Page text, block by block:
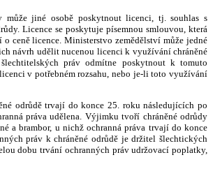
může jiné osobě poskytnout licenci, tj. souhlas s
Licence se poskytuje písemnou smlouvou, která
o ceně licence. Ministerstvo zemědělství může jedné
návrh udělit nucenou licenci k využívání chráněné
práv odmítne poskytnout k tomuto
v potřebném rozsahu, nebo je-li toto využívání
odrůdě trvají do konce 25. roku následujících po
práva udělena. Výjimku tvoří chráněné odrůdy
a brambor, u nichž ochranná práva trvají do konce
práv k chráněné odrůdě je držitel šlechtických
dobu trvání ochranných práv udržovací poplatky,